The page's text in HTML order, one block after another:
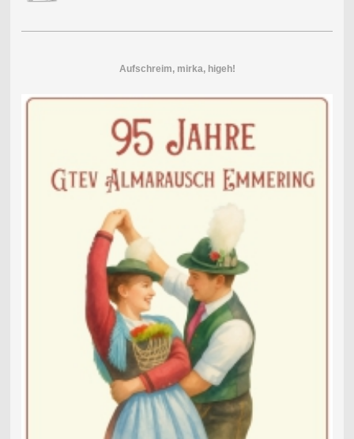
Aufschreim, mirka, higeh!